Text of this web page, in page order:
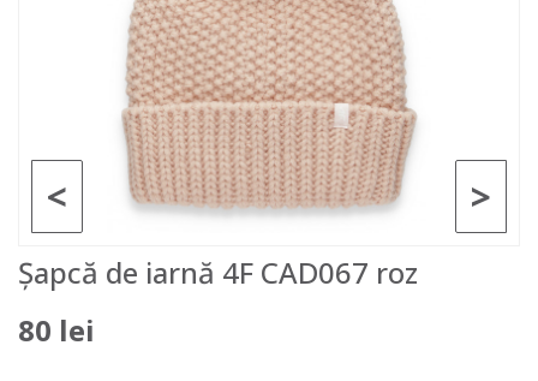
>
<
Șapcă de iarnă 4F CAD067 roz
80 lei